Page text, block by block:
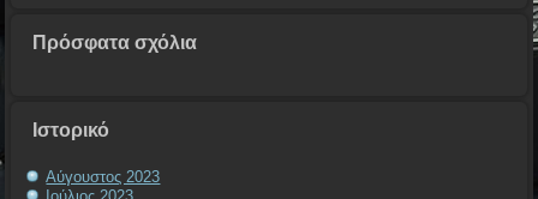
Πρόσφατα σχόλια
Ιστορικό
Αύγουστος 2023